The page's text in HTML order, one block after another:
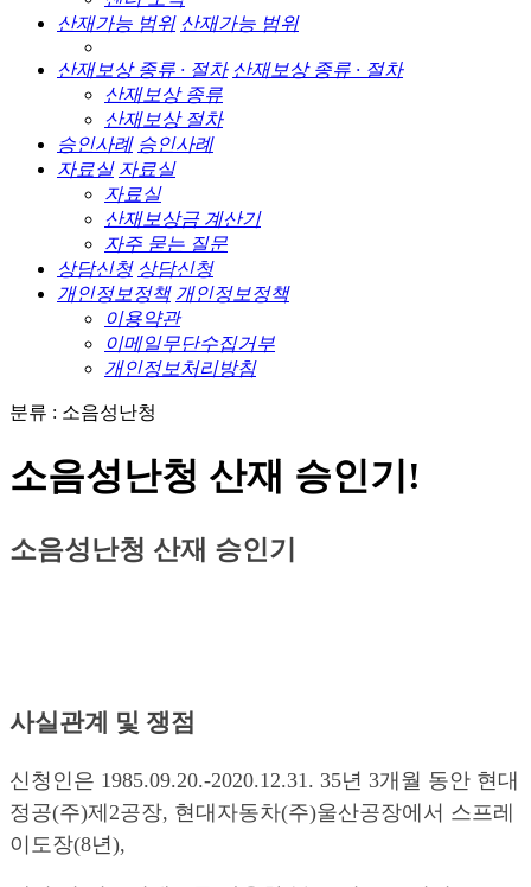
산재가능 범위 산재가능 범위
산재보상 종류 · 절차 산재보상 종류 · 절차
산재보상 종류
산재보상 절차
승인사례 승인사례
자료실 자료실
자료실
산재보상금 계산기
자주 묻는 질문
상담신청 상담신청
개인정보정책 개인정보정책
이용약관
이메일무단수집거부
개인정보처리방침
분류 : 소음성난청
소음성난청 산재 승인기!
소음성난청 산재 승인기
사실관계 및 쟁점
신청인은 1985.09.20.-2020.12.31. 35년 3개월 동안 현대
정공(주)제2공장, 현대자동차(주)울산공장에서 스프레
이도장(8년),